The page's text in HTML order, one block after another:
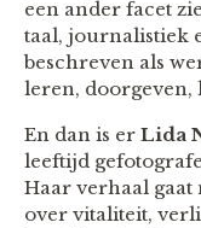
een ander facet
taal, journalistiek
beschreven als
leren, doorgeven,
En dan is er Lida
leeftijd
Haar verhaal
over vitaliteit,